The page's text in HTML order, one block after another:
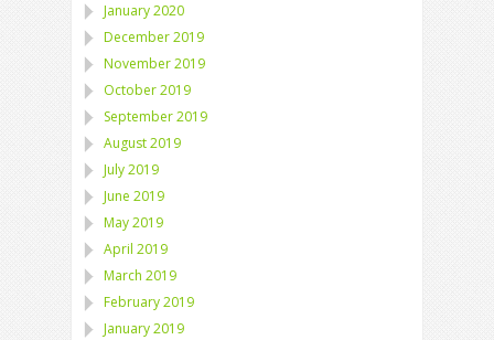
January 2020
December 2019
November 2019
October 2019
September 2019
August 2019
July 2019
June 2019
May 2019
April 2019
March 2019
February 2019
January 2019